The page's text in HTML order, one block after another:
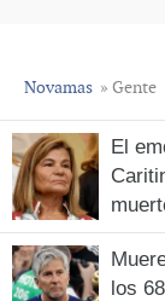
Novamas » Gente
El
los